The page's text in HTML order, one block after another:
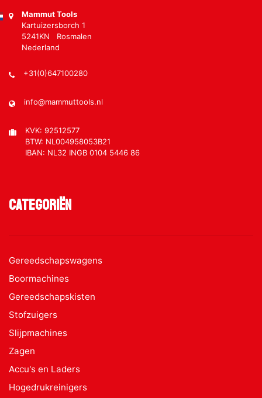
Mammut Tools
Kartuizersborch 1
5241KN Rosmalen
Nederland
+31(0)647100280
info@mammuttools.nl
KVK: 92512577
BTW: NL004958053B21
IBAN: NL32 INGB 0104 5446 86
Categoriën
Gereedschapswagens
Boormachines
Gereedschapskisten
Stofzuigers
Slijpmachines
Zagen
Accu's en Laders
Hogedrukreinigers